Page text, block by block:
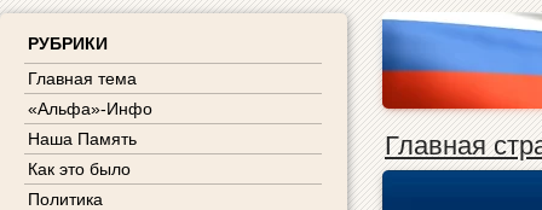
РУБРИКИ
Главная тема
«Альфа»-Инфо
Наша Память
Как это было
Политика
Главная